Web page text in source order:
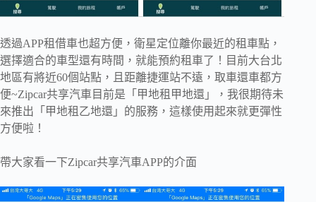
透過APP租借車也超方便，衛星定位離你最近的租車點，
選擇適合的車型還有時間，就能預約租車了！目前大台北
地區有將近60個站點，且距離捷運站不遠，取車還車都方
便~Zipcar共享汽車目前是「甲地租甲地還」，我很期待未
來推出「甲地租乙地還」的服務，這樣使用起來就更彈性
方便啦！
帶大家看一下Zipcar共享汽車APP的介面